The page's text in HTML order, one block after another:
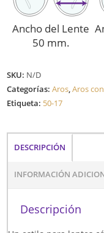
Ancho del Lente
50 mm.
SKU: N/D
Categorías:Aros,Aros
Etiqueta: 50-17
DESCRIPCIÓN
INFORMACIÓN
Descripción